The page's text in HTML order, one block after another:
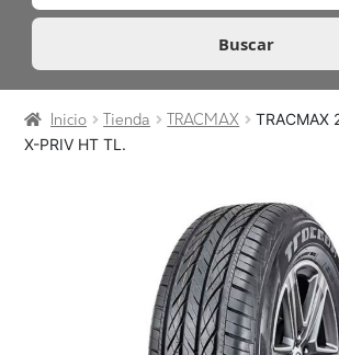
o
i
l
o
Buscar
Inicio Tienda TRACMAX
TRACMAX
X-PRIV HT TL.